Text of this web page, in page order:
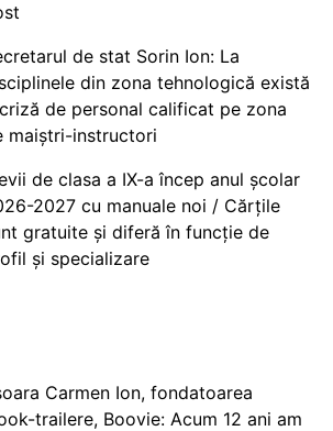
de stat Sorin Ion: La
din zona tehnologică există
de personal calificat pe zona
maiștri-instructori
de clasa a IX-a încep anul școlar
2027 cu manuale noi / Cărțile
gratuite și diferă în funcție de
și specializare
Carmen Ion, fondatoarea
trailere, Boovie: Acum 12 ani am